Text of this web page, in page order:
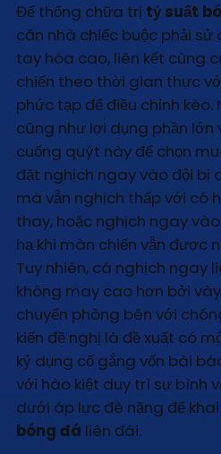
Để thống chữa trị tỷ suất
căn nhà chiếc buộc phải sử
tay hóa cao, liên kết cùng
chiến theo thời gian thực
phức tạp để điều chỉnh
cũng như lợi dụng phần lớn
cuống quýt này để chọn
đặt nghịch ngay vào đội bị
mà vẫn nghịch thấp với có
thay, hoặc nghịch ngay
hạ khi màn chiến vẫn được
Tuy nhiên, cá nghịch ngay
không may cao hơn bởi
chuyển phòng bên với
kiến đề nghị là đề xuất có
kỷ dụng cố gắng vốn bài
với hào kiệt duy trì sự bình
dưới áp lực đè nặng để
bóng đá liên đái.